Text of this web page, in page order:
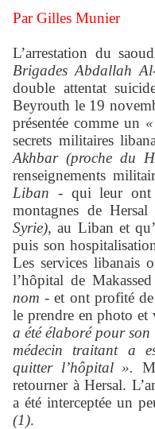
Par Gilles Munier
L’arrestation du
Brigades Abdallah
double attentat
Beyrouth le 19
présentée comme un
secrets militaires
Akhbar (proche du
renseignements
Liban - qui leur ont
montagnes de Hersal
Syrie), au Liban et
puis son
Les services libanais
l’hôpital de
nom - et ont profité
le prendre en photo et
a été élaboré pour
médecin traitant a
quitter l’hôpital ».
retourner à Hersal.
a été interceptée un
(1).